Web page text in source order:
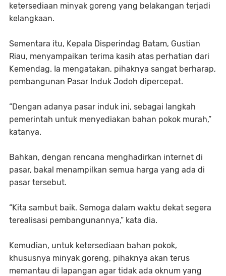
ketersediaan minyak goreng yang belakangan terjadi
kelangkaan.
Sementara itu, Kepala Disperindag Batam, Gustian
Riau, menyampaikan terima kasih atas perhatian dari
Kemendag. Ia mengatakan, pihaknya sangat berharap,
pembangunan Pasar Induk Jodoh dipercepat.
“Dengan adanya pasar induk ini, sebagai langkah
pemerintah untuk menyediakan bahan pokok murah,”
katanya.
Bahkan, dengan rencana menghadirkan internet di
pasar, bakal menampilkan semua harga yang ada di
pasar tersebut.
“Kita sambut baik. Semoga dalam waktu dekat segera
terealisasi pembangunannya,” kata dia.
Kemudian, untuk ketersediaan bahan pokok,
khususnya minyak goreng, pihaknya akan terus
memantau di lapangan agar tidak ada oknum yang